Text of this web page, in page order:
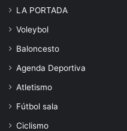
LA PORTADA
Voleybol
Baloncesto
Agenda Deportiva
Atletismo
Fútbol sala
Ciclismo